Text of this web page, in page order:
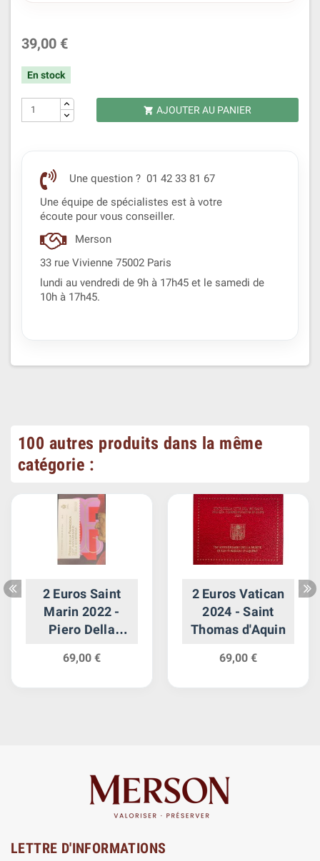
39,00 €
En stock
 AJOUTER AU PANIER
Une question ? 01 42 33 81 67
Une équipe de spécialistes est à votre
écoute pour vous conseiller.
Merson
33 rue Vivienne 75002 Paris
lundi au vendredi de 9h à 17h45 et le samedi de
10h à 17h45.
100 autres produits dans la même
catégorie :
2 Euros Saint
Marin 2022 -
Piero Della
69,00 €
2 Euros Vatican
2024 - Saint
Thomas d'Aquin
69,00 €
LETTRE D'INFORMATIONS